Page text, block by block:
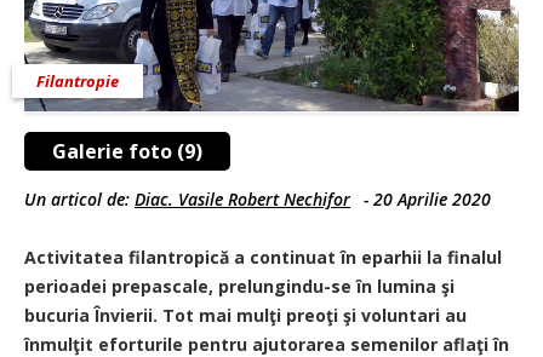
Galerie foto (9)
Filantropie
Un articol de: Diac. Vasile Robert Nechifor - 20 Aprilie 2020
Activitatea filantropică a continuat în eparhii la finalul
perioadei prepascale, prelungindu-se în lumina şi
bucuria Învierii. Tot mai mulţi preoţi şi voluntari au
înmulţit eforturile pentru ajutorarea ­semenilor aflaţi în